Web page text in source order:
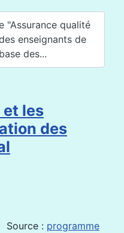
"Assurance qualité
enseignants de
des...
et les
des
Source : programme